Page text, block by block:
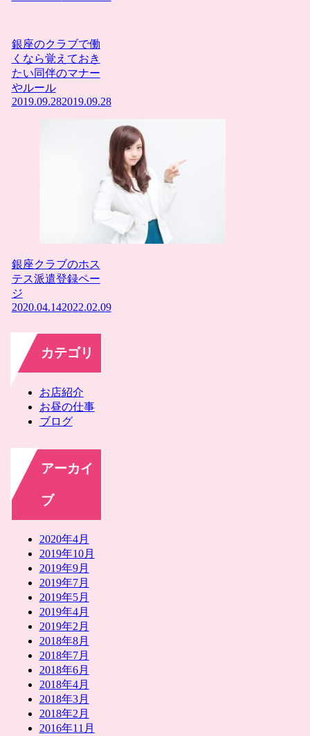
銀座のクラブで働
くなら覚えておき
たい同伴のマナー
やルール
2019.09.282019.09.28
銀座クラブのホス
テス派遣登録ペー
ジ
2020.04.142022.02.09
カテゴリ
お店紹介
お昼の仕事
ブログ
アーカイ
ブ
2020年4月
2019年10月
2019年9月
2019年7月
2019年5月
2019年4月
2019年2月
2018年8月
2018年7月
2018年6月
2018年4月
2018年3月
2018年2月
2016年11月